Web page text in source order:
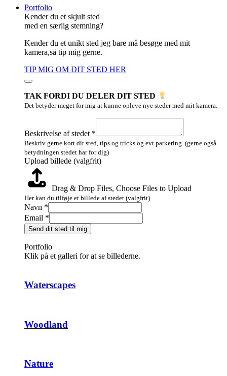
Portfolio
Kender du et skjult sted
med en særlig stemning?
Kender du et unikt sted jeg bare må besøge med mit
kamera,så tip mig gerne.
TIP MIG OM DIT STED HER
TAK FORDI DU DELER DIT STED
Det betyder meget for mig at kunne opleve nye steder med mit kamera.
Upload
Layout
Beskrivelse af stedet *
Beskriv gerne kort dit sted, tips og tricks og evt parkering. (gerne også
betydningen stedet har for dig)
Upload billede (valgfrit)
Drag & Drop Files, Choose Files to Upload
Her kan du tilføje et billede af stedet (valgfrit).
Navn *
Email *
Send dit sted til mig
Portfolio
Klik på et galleri for at se billederne.
Waterscapes
Woodland
Nature